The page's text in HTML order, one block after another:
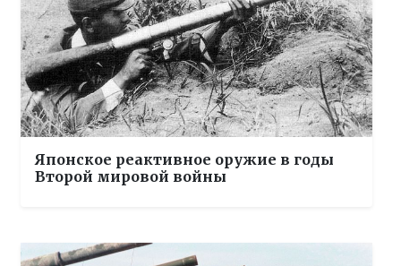
Японское реактивное оружие в годы
Второй мировой войны